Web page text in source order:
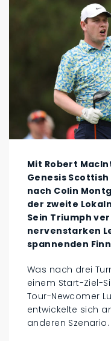
Mit Robert
Genesis
nach Colin
der zweite
Sein Triumph
nervenstarken
spannenden
Was nach drei
einem Start-Ziel-
Tour-Newcomer
entwickelte sich
anderen Szenario.